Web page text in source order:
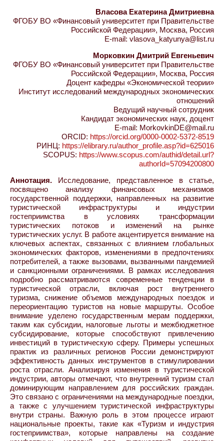
Власова Екатерина Дмитриевна
ФГОБУ ВО «Финансовый университет при Правительстве
Российской Федерации», Москва, Россия
E-mail: vlasova_katyunya@list.ru
Морковкин Дмитрий Евгеньевич
ФГОБУ ВО «Финансовый университет при Правительстве
Российской Федерации», Москва, Россия
Доцент кафедры «Экономической теории»
Институт исследований международных экономических
отношений
Ведущий научный сотрудник
Кандидат экономических наук, доцент
E-mail: MorkovkinDE@mail.ru
ORCID: https://orcid.org/0000-0002-5372-8519
РИНЦ: https://elibrary.ru/author_profile.asp?id=625016
SCOPUS: https://www.scopus.com/authid/detail.url?
authorId=57094200800
Аннотация. Исследование, представленное в статье,
посвящено анализу финансовых механизмов
государственной поддержки, направленных на развитие
туристической инфраструктуры и индустрии
гостеприимства в условиях трансформации
туристических потоков и изменений на рынке
туристических услуг. В работе акцентируется внимание на
ключевых аспектах, связанных с влиянием глобальных
экономических факторов, изменениями в предпочтениях
потребителей, а также вызовами, вызванными пандемией
и санкционными ограничениями. В рамках исследования
подробно рассматриваются современные тенденции в
туристической отрасли, включая рост внутреннего
туризма, снижение объемов международных поездок и
переориентацию туристов на новые маршруты. Особое
внимание уделено государственным мерам поддержки,
таким как субсидии, налоговые льготы и межбюджетное
субсидирование, которые способствуют привлечению
инвестиций в туристическую сферу. Примеры успешных
практик из различных регионов России демонстрируют
эффективность данных инструментов в стимулировании
роста отрасли. Анализируя изменения в туристической
индустрии, авторы отмечают, что внутренний туризм стал
доминирующим направлением для российских граждан.
Это связано с ограничениями на международные поездки,
а также с улучшением туристической инфраструктуры
внутри страны. Важную роль в этом процессе играют
национальные проекты, такие как «Туризм и индустрия
гостеприимства», которые направлены на создание